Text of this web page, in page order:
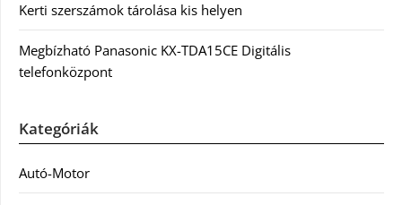
Kerti szerszámok tárolása kis helyen
Megbízható Panasonic KX-TDA15CE Digitális
telefonközpont
Kategóriák
Autó-Motor